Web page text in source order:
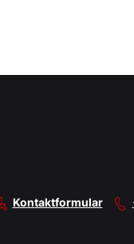
Kontaktformular